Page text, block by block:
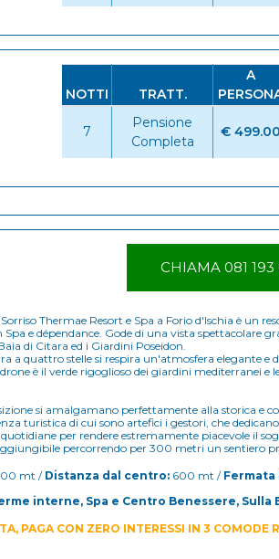
NOTTI TRATT.
A
7
Pensione
Completa
€ 499.00
CHIAMA 081
Thermae Resort e Spa a Forio d'Ischia è un
e dépendance. Gode di una vista spettacolare
di Citara ed i Giardini Poseidon.
a quattro stelle si respira un'atmosfera elegante e di
è il verde rigoglioso dei giardini mediterranei e
si amalgamano perfettamente alla storica e
turistica di cui sono artefici i gestori, che
per rendere estremamente piacevole il
percorrendo per 300 metri un sentiero
mt /Distanza dal centro: 600 mt / Fermata
interne, Spa e Centro Benessere, Sulla
PAGA CON ZERO INTERESSI IN 3 COMODE